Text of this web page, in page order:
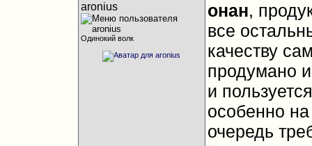
aronius
Одинокий волк
oнан,
все
качеству
продумано
и
особенно
очередь